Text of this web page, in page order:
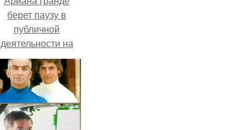
берет паузу в
публичной
деятельности на
фоне слухов о
своем здоровье.